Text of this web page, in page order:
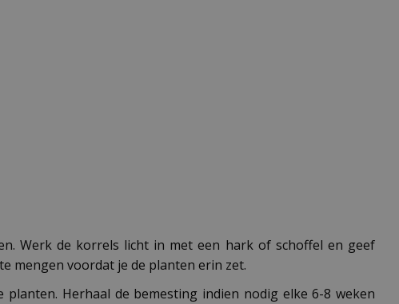
Werk de korrels licht in met een hark of schoffel en geef
mengen voordat je de planten erin zet.
Herhaal de bemesting indien nodig elke 6-8 weken